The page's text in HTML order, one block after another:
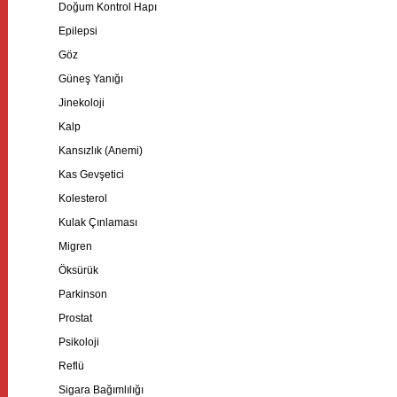
Doğum Kontrol Hapı
Epilepsi
Göz
Güneş Yanığı
Jinekoloji
Kalp
Kansızlık (Anemi)
Kas Gevşetici
Kolesterol
Kulak Çınlaması
Migren
Öksürük
Parkinson
Prostat
Psikoloji
Reflü
Sigara Bağımlılığı